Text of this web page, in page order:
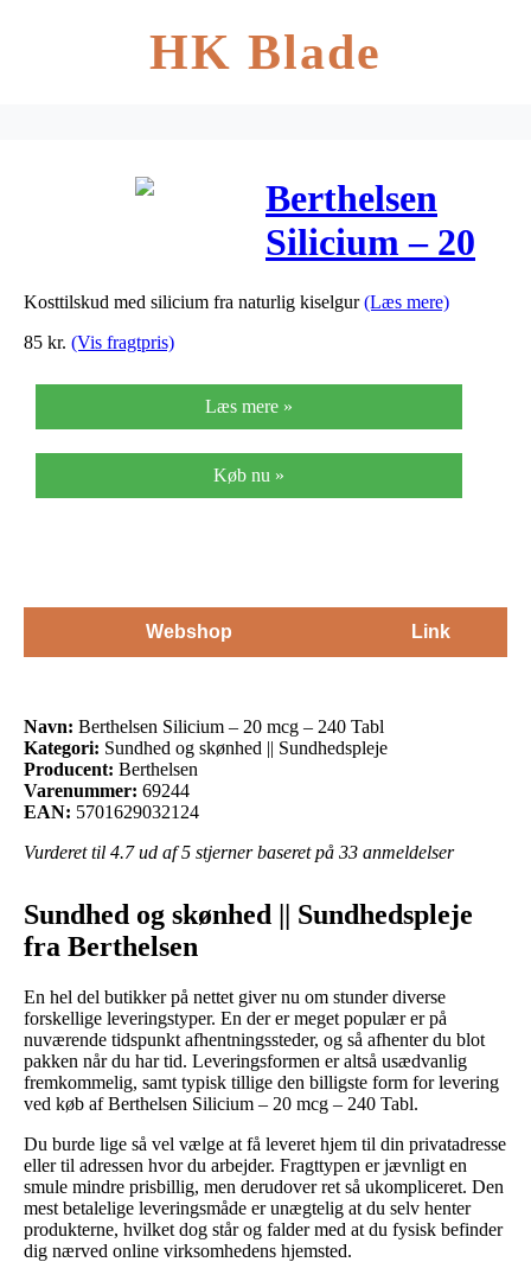
HK Blade
Berthelsen
Silicium – 20
mcg – 240
Kosttilskud med silicium fra naturlig kiselgur(Læs mere)
85 kr. (Vis fragtpris)
Læs mere »
Køb nu »
Webshop Link
Navn: Berthelsen Silicium – 20 mcg – 240 Tabl
Kategori: Sundhed og skønhed || Sundhedspleje
Producent: Berthelsen
Varenummer: 69244
EAN: 5701629032124
Vurderet til 4.7ud af 5 stjerner baseret på 33 anmeldelser
Sundhed og skønhed || Sundhedspleje
fra Berthelsen
En hel del butikker på nettet giver nu om stunder diverse
forskellige leveringstyper. En der er meget populær er på
nuværende tidspunkt afhentningssteder, og så afhenter du blot
pakken når du har tid. Leveringsformen er altså usædvanlig
fremkommelig, samt typisk tillige den billigste form for levering
ved køb af Berthelsen Silicium – 20 mcg – 240 Tabl.
Du burde lige så vel vælge at få leveret hjem til din privatadresse
eller til adressen hvor du arbejder. Fragttypen er jævnligt en
smule mindre prisbillig, men derudover ret så ukompliceret. Den
mest betalelige leveringsmåde er unægtelig at du selv henter
produkterne, hvilket dog står og falder med at du fysisk befinder
dig nærved online virksomhedens hjemsted.